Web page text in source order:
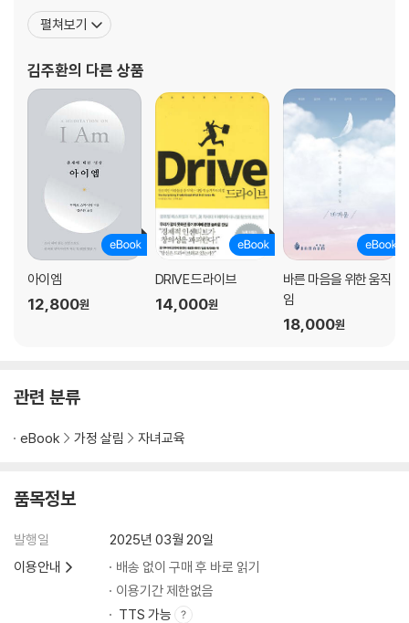
릿부터 키워라
3장 자기조절력: 나를 조절하고 다스리는 힘
나를 움직이는 힘, 자기조절력
장점은 보고자 마음먹어야 보인다 | 집념의 원천, 자기조절력
의지의 문제가 아니라 전전두피질의 문제다
즉각적인 만족인가, 지연된 보상인가 | 아이의 전전두피질은 제대로 작동
하고 있는가
자기조절력, 어떻게 강화할 것인가
자기참조과정을 위한 훈련법 | 감정을 조절한다는 것의 의미 | 편도체를 안
4장 대인관계력: 건강한 인간관계를 구축하는 힘
아이를 대할 때 잊지 말아야 할 것들
우는 효과적인 훈련법
유전인가, 환경인가 | 모든 능력의 원천, 소통
5장 자기동기력: 열정을 갖고 스스로 해내는 힘
아이가 공부하지 않는 이유는 따로 있다
자율성, 자기동기력의 핵심 | 아들 셋을 모두 서울대 보낸 교육비법 | 한국
학생들이 중학교 때까지만 공부를 잘하는 이유
대학교 야구부 멘털 코치를 맡아 명상 훈련을 시키고 있으며, 2024
년 7월 파리올림픽에서는 양궁 국가대표팀을 대상으로 3개월간 내
펼쳐보기
김주환의 다른 상품
아이엠
12,800원
DRIVE 드라이브
14,000원
바른 마음을 위한 움직
임
18,000원
관련 분류
eBook 가정 살림 자녀교육
품목정보
발행일
2025년 03월 20일
이용안내
배송 없이 구매 후 바로 읽기
이용기간 제한없음
TTS 가능